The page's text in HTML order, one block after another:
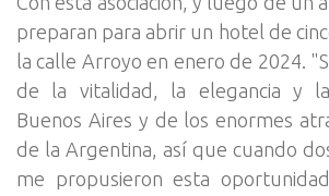
preparan para abrir un hotel de
la calle Arroyo en enero de 2024.
de la vitalidad, la elegancia y
Buenos Aires y de los enormes
de la Argentina, así que cuando
me propusieron esta